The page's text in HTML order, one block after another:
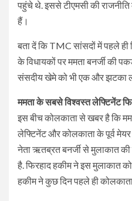
पहुंचे थे. इससे टीएमसी की
हैं।
बता दें कि TMC सांसदों में पहले
के विधायकों पर ममता बनर्जी की
संसदीय खेमे को भी एक और झटका
ममता के सबसे विश्वस्त लेफ्टिनेंट
इस बीच कोलकाता से खबर है कि
लेफ्टिनेंट और कोलकाता के पूर्व मेयर
नेता ऋतब्रत बनर्जी से मुलाकात की
है. फिरहाद हकीम ने इस मुलाकात को
हकीम ने कुछ दिन पहले ही